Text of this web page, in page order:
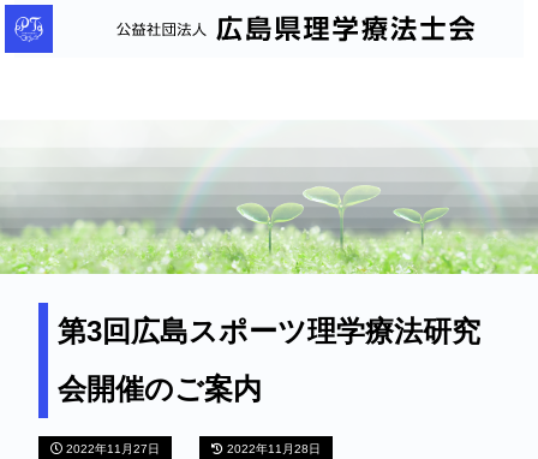
公
益
島
第3回広島スポーツ理学療法研究
会開催のご案内
2022年11月27日 2022年11月28日